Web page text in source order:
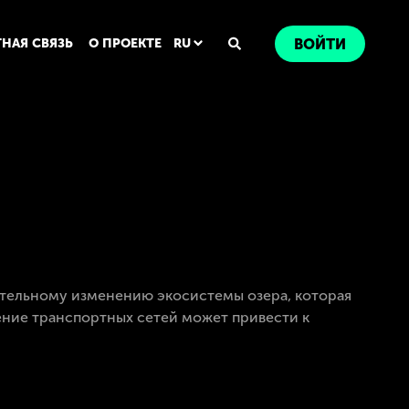
СВЯЗЬ О ПРОЕКТЕ RU ВОЙТИ
изменению экосистемы озера, которая
транспортных сетей может привести к